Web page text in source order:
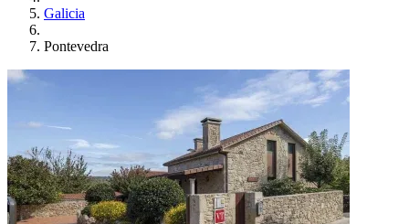
Galicia
Pontevedra